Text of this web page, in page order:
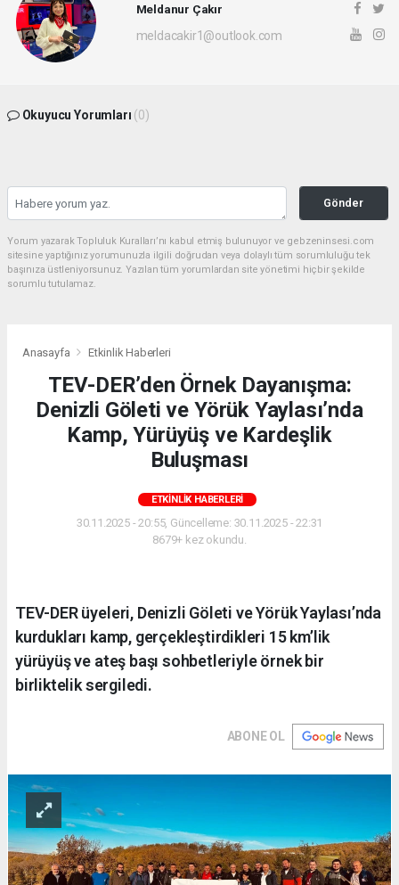
Meldanur Çakır
meldacakir1@outlook.com
Okuyucu Yorumları (0)
Gönder
Yorum yazarak Topluluk Kuralları’nı kabul etmiş bulunuyor ve gebzeninsesi.com
sitesine yaptığınız yorumunuzla ilgili doğrudan veya dolaylı tüm sorumluluğu tek
başınıza üstleniyorsunuz. Yazılan tüm yorumlardan site yönetimi hiçbir şekilde
sorumlu tutulamaz.
Anasayfa Etkinlik Haberleri
TEV-DER’den Örnek Dayanışma:
Denizli Göleti ve Yörük Yaylası’nda
Kamp, Yürüyüş ve Kardeşlik
Buluşması
ETKINLIK HABERLERI
30.11.2025 - 20:55, Güncelleme: 30.11.2025 - 22:31
8679+ kez okundu.
TEV-DER üyeleri, Denizli Göleti ve Yörük Yaylası’nda
kurdukları kamp, gerçekleştirdikleri 15 km’lik
yürüyüş ve ateş başı sohbetleriyle örnek bir
birliktelik sergiledi.
ABONE OL